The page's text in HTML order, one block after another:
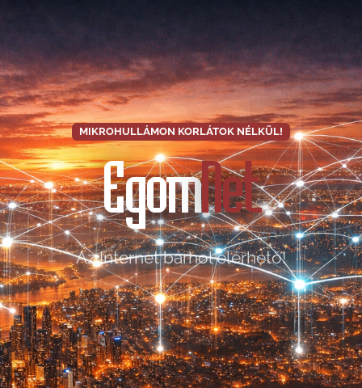
MIKROHULLÁMON KORLÁTOK NÉLKÜL!
EgomNet
Az Internet bárhol elérhető!